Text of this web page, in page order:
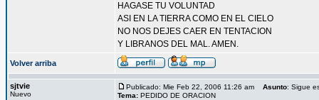
HAGASE TU VOLUNTAD
ASI EN LA TIERRA COMO EN EL CIELO
NO NOS DEJES CAER EN TENTACION
Y LIBRANOS DEL MAL. AMEN.
Volver arriba
sjtvie
Nuevo
Publicado: Mie Feb 22, 2006 11:26 am Asunto: Sigue
Tema: PEDIDO DE ORACION